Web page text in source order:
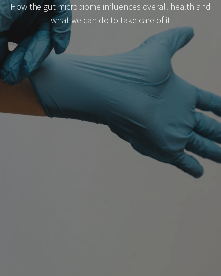
How the gut microbiome influences overall health and
what we can do to take care of it